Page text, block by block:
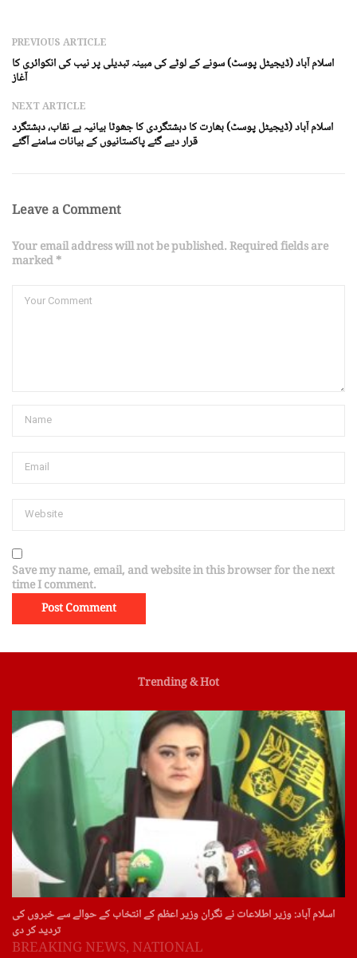
PREVIOUS ARTICLE
اسلام آباد (ڈیجیٹل پوسٹ) سونے کے لوٹے کی مبینہ تبدیلی پر نیب کی انکوائری کا
آغاز
NEXT ARTICLE
اسلام آباد (ڈیجیٹل پوسٹ) بھارت کا دہشتگردی کا جھوٹا بیانیہ بے نقاب، دہشتگرد
قرار دیے گئے پاکستانیوں کے بیانات سامنے آگئے
Leave a Comment
Your email address will not be published. Required fields are
marked *
Save my name, email, and website in this browser for the next
time I comment.
Trending & Hot
اسلام آباد: وزیر اطلاعات نے نگران وزیر اعظم کے انتخاب کے حوالے سے خبروں کی
تردید کر دی
BREAKING NEWS, NATIONAL